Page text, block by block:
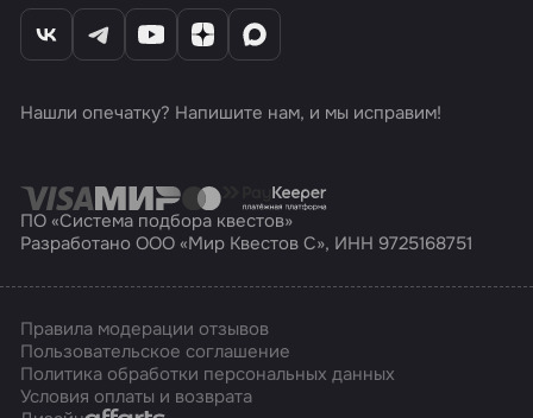
Нашли опечатку? Напишите нам, и мы исправим!
ПО «Система подбора квестов»
Разработано ООО «Мир Квестов С», ИНН 9725168751
Правила модерации отзывов
Пользовательское соглашение
Политика обработки персональных данных
Условия оплаты и возврата